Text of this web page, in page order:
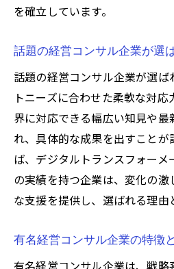
を確立しています。
話題の経営コンサル企業が選
話題の経営コンサル企業が選
トニーズに合わせた柔軟な対
界に対応できる幅広い知見や最
れ、具体的な成果を出すことが
ば、デジタルトランスフォー
の実績を持つ企業は、変化の
な支援を提供し、選ばれる理由
有名経営コンサル企業の特徴